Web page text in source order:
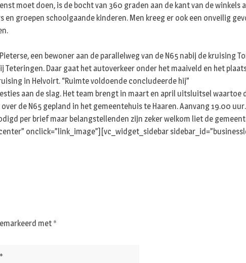
moet doen, is de bocht van 360 graden aan de kant van de winkels
groepen schoolgaande kinderen. Men kreeg er ook een onveilig
een bewoner aan de parallelweg van de N65 nabij de kruising
Daar gaat het autoverkeer onder het maaiveld en het
in Helvoirt. “Ruimte voldoende concludeerde hij”
aan de slag. Het team brengt in maart en april uitsluitsel waartoe
de N65 gepland in het gemeentehuis te Haaren. Aanvang 19.00
per brief maar belangstellenden zijn zeker welkom liet de
onclick=”link_image”][vc_widget_sidebar
met *